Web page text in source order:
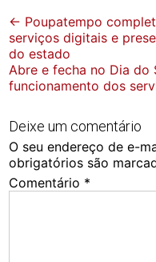
Post
navigation
← Poupatempo
serviços digitais e
do estado
Abre e fecha no Dia do
funcionamento dos
Deixe um comentário
O seu endereço de e-
obrigatórios são
Comentário *